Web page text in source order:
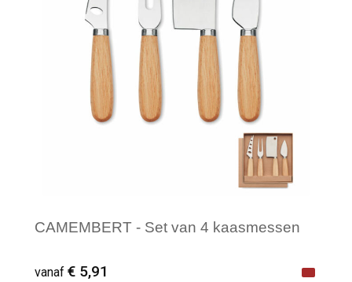
CAMEMBERT - Set van 4 kaasmessen
vanaf € 5,91